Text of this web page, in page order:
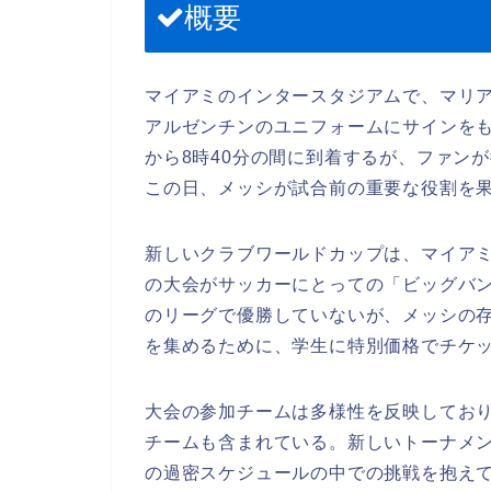
概要
マイアミのインタースタジアムで、マリ
アルゼンチンのユニフォームにサインを
から8時40分の間に到着するが、ファン
この日、メッシが試合前の重要な役割を
新しいクラブワールドカップは、マイア
の大会がサッカーにとっての「ビッグバ
のリーグで優勝していないが、メッシの
を集めるために、学生に特別価格でチケ
大会の参加チームは多様性を反映してお
チームも含まれている。新しいトーナメ
の過密スケジュールの中での挑戦を抱え